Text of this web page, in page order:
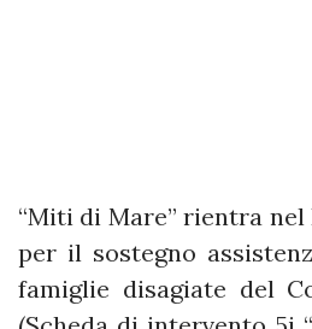
“Miti di Mare” rientra
per il sostegno
famiglie disagiate del